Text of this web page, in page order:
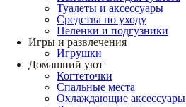
Туалеты и аксессуары
Средства по уходу
Пеленки и подгузники
Игры и развлечения
Игрушки
Домашний уют
Когтеточки
Спальные места
Охлаждающие аксессуары